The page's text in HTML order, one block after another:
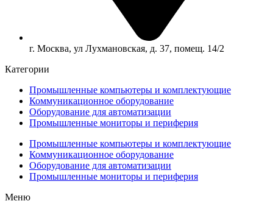
г. Москва, ул Лухмановская, д. 37, помещ. 14/2
Категории
Промышленные компьютеры и комплектующие
Коммуникационное оборудование
Оборудование для автоматизации
Промышленные мониторы и периферия
Промышленные компьютеры и комплектующие
Коммуникационное оборудование
Оборудование для автоматизации
Промышленные мониторы и периферия
Меню